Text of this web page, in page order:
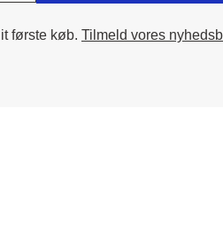
første køb. Tilmeld vores